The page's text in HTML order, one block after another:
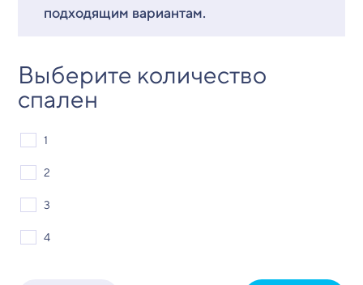
подходящим вариантам.
Выберите количество
спален
1
2
3
4